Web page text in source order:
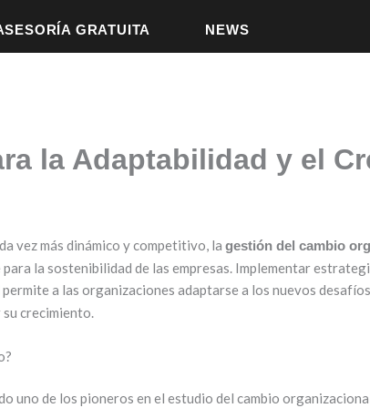
GRATUITA NEWS
la Adaptabilidad y el
vez más dinámico y competitivo, la gestión del cambio
la sostenibilidad de las empresas. Implementar
permite a las organizaciones adaptarse a los nuevos
crecimiento.
uno de los pioneros en el estudio del cambio